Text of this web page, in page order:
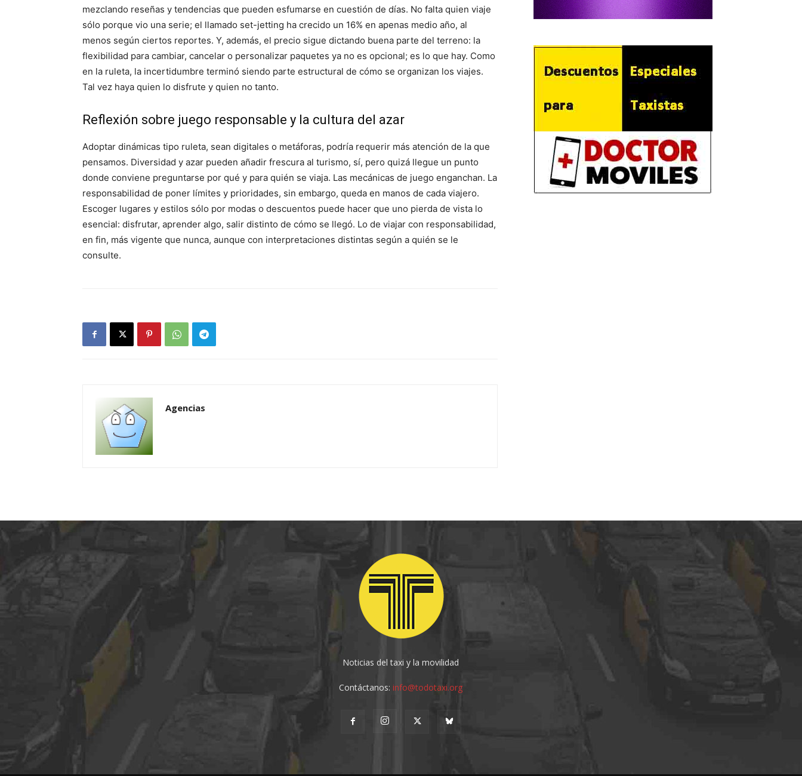
mezclando reseñas y tendencias que pueden esfumarse en cuestión de días. No falta quien viaje
sólo porque vio una serie; el llamado set-jetting ha crecido un 16% en apenas medio año, al
menos según ciertos reportes. Y, además, el precio sigue dictando buena parte del terreno: la
flexibilidad para cambiar, cancelar o personalizar paquetes ya no es opcional; es lo que hay. Como
en la ruleta, la incertidumbre terminó siendo parte estructural de cómo se organizan los viajes.
Tal vez haya quien lo disfrute y quien no tanto.
Reflexión sobre juego responsable y la cultura del azar
Adoptar dinámicas tipo ruleta, sean digitales o metáforas, podría requerir más atención de la que
pensamos. Diversidad y azar pueden añadir frescura al turismo, sí, pero quizá llegue un punto
donde conviene preguntarse por qué y para quién se viaja. Las mecánicas de juego enganchan. La
responsabilidad de poner límites y prioridades, sin embargo, queda en manos de cada viajero.
Escoger lugares y estilos sólo por modas o descuentos puede hacer que uno pierda de vista lo
esencial: disfrutar, aprender algo, salir distinto de cómo se llegó. Lo de viajar con responsabilidad,
en fin, más vigente que nunca, aunque con interpretaciones distintas según a quién se le
consulte.
Agencias
Noticias del taxi y la movilidad
Contáctanos:info@todotaxi.org